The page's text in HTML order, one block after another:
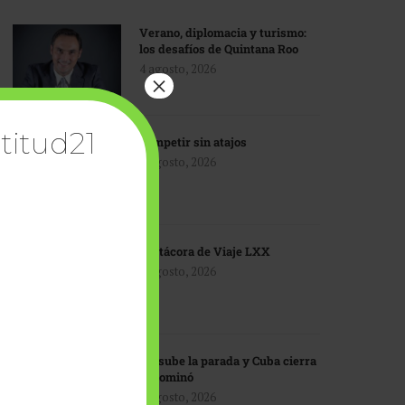
Verano, diplomacia y turismo:
los desafíos de Quintana Roo
4 agosto, 2026
Competir sin atajos
4 agosto, 2026
Bitácora de Viaje LXX
3 agosto, 2026
EU sube la parada y Cuba cierra
el dominó
3 agosto, 2026
×